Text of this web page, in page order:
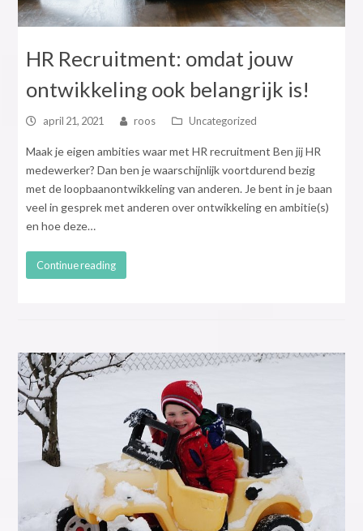
HR Recruitment: omdat jouw
ontwikkeling ook belangrijk is!
april 21, 2021 roos Uncategorized
Maak je eigen ambities waar met HR recruitment Ben jij HR
medewerker? Dan ben je waarschijnlijk voortdurend bezig
met de loopbaanontwikkeling van anderen. Je bent in je baan
veel in gesprek met anderen over ontwikkeling en ambitie(s)
en hoe deze…
Continue reading